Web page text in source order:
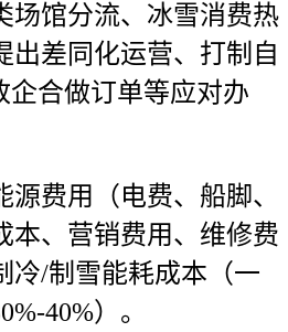
馆分流、冰雪消费热
出差同化运营、打制自
企合做订单等应对办
费用（电费、船脚、
本、营销费用、维修费
冷/制雪能耗成本（一
40%）。